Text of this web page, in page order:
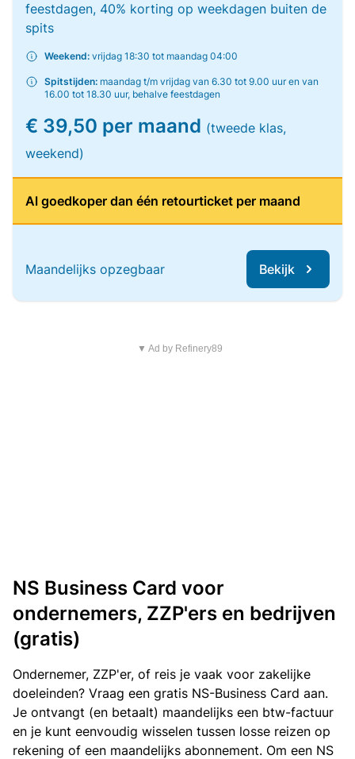
feestdagen, 40% korting op weekdagen buiten de
spits
Weekend: vrijdag 18:30 tot maandag 04:00
Spitstijden: maandag t/m vrijdag van 6.30 tot 9.00 uur en van
16.00 tot 18.30 uur, behalve feestdagen
€ 39,50 per maand (tweede klas,
weekend)
Al goedkoper dan één retourticket per maand
Maandelijks opzegbaar Bekijk
▼ Ad by Refinery89
NS Business Card voor
ondernemers, ZZP'ers en bedrijven
(gratis)
Ondernemer, ZZP'er, of reis je vaak voor zakelijke
doeleinden? Vraag een gratis NS-Business Card aan.
Je ontvangt (en betaalt) maandelijks een btw-factuur
en je kunt eenvoudig wisselen tussen losse reizen op
rekening of een maandelijks abonnement. Om een NS